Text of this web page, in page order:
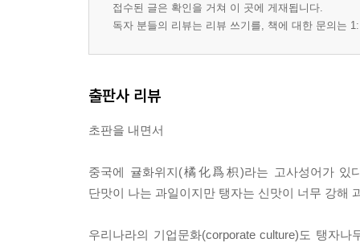
20 역사와 이슈 …122
21 비전 : 목표와 책임 …127
22 사업 : 제품과 시장 …132
24 조직 : 일과 사람 …142
25 시스템 : 경영도구와 운영 …147
27 농심그룹의 기업문화 진단 후기 …157
접수된 글은 확인을 거쳐 이 곳에 게재됩니다.
독자 분들의 리뷰는 리뷰 쓰기를, 책에 대한 문의는
출판사 리뷰
초판을 내면서
중국에 귤화위지(橘化爲枳)라는 고사성어가 있
단맛이 나는 과일이지만 탱자는 신맛이 너무 강해
우리나라의 기업문화(corporate culture)도 탱자